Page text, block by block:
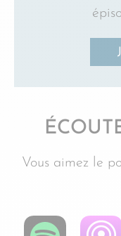
Vous aimez le